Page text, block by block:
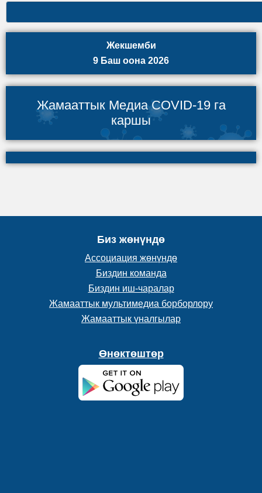
Жекшемби
9 Баш оона 2026
Жамааттык Медиа COVID-19 га
каршы
Биз жөнүндө
Ассоциация жөнүндө
Биздин команда
Биздин иш-чаралар
Жамааттык мультимедиа борборлору
Жамааттык үналгылар
Өнөктөштөр